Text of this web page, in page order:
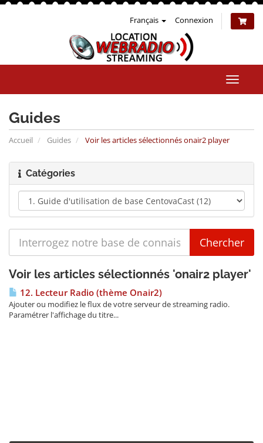
Français Connexion
la
Guides
Accueil Guides Voir les articles sélectionnés onair2 player
Catégories
Voir les articles sélectionnés 'onair2 player'
12. Lecteur Radio (thème Onair2)
Ajouter ou modifiez le flux de votre serveur de streaming radio.
Paramétrer l'affichage du titre...